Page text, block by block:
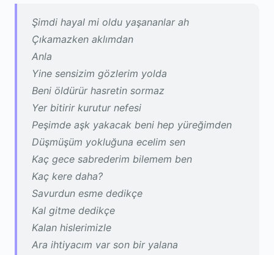
Şimdi hayal mi oldu yaşananlar ah
Çıkamazken aklımdan
Anla
Yine sensizim gözlerim yolda
Beni öldürür hasretin sormaz
Yer bitirir kurutur nefesi
Peşimde aşk yakacak beni hep yüreğimden
Düşmüşüm yokluğuna ecelim sen
Kaç gece sabrederim bilemem ben
Kaç kere daha?
Savurdun esme dedikçe
Kal gitme dedikçe
Kalan hislerimizle
Ara ihtiyacım var son bir yalana